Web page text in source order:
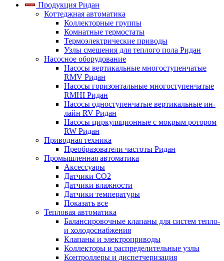
Продукция Ридан
Коттеджная автоматика
Коллекторные группы
Комнатные термостаты
Термоэлектрические приводы
Узлы смешения для теплого пола Ридан
Насосное оборудование
Насосы вертикальные многоступенчатые
RMV Ридан
Насосы горизонтальные многоступенчатые
RMHI Ридан
Насосы одноступенчатые вертикальные ин-
лайн RV Ридан
Насосы циркуляционные с мокрым ротором
RW Ридан
Приводная техника
Преобразователи частоты Ридан
Промышленная автоматика
Аксессуары
Датчики CO2
Датчики влажности
Датчики температуры
Показать все
Тепловая автоматика
Балансировочные клапаны для систем тепло-
и холодоснабжения
Клапаны и электроприводы
Коллекторы и распределительные узлы
Контроллеры и диспетчеризация